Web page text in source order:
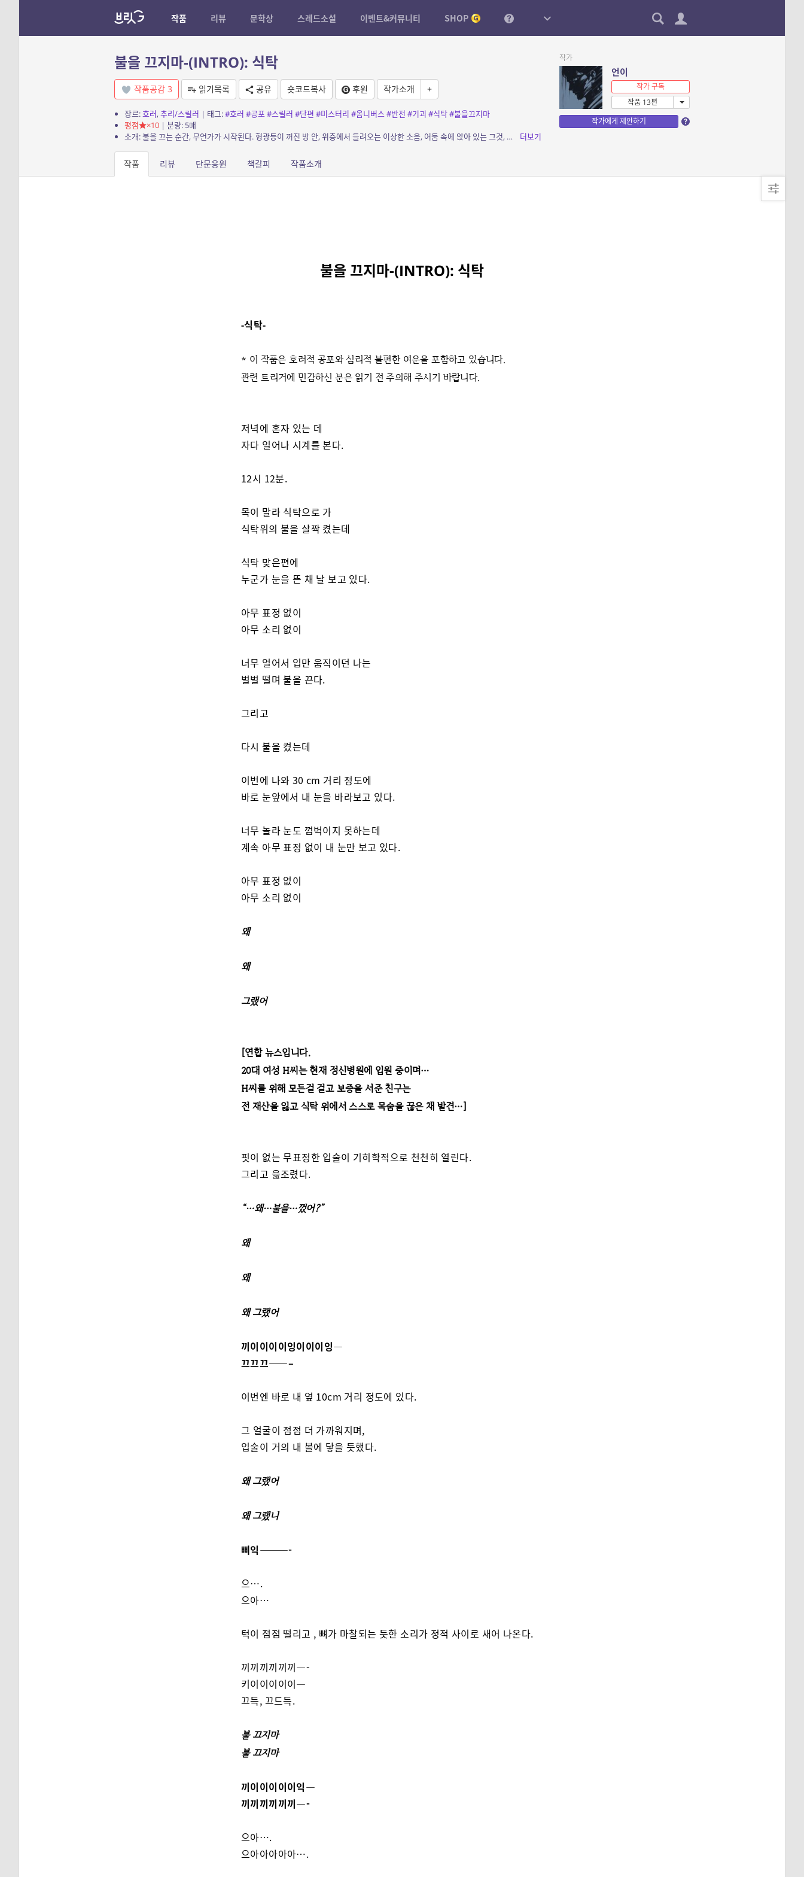
작품 리뷰 문학상 스레드소설 이벤트&커뮤니티 SHOP
불을 끄지마-(INTRO): 식탁
작품공감 3 읽기목록 공유 숏코드복사 후원 작가소개 +
장르:호러, 추리/스릴러 | 태그:#호러 #공포#스릴러 #단편 #미스터리 #옴니버스#반전 #기괴 #식탁#불을끄지마
평점
×10| 분량: 5매
소개: 불을 끄는 순간, 무언가가 시작된다. 형광등이 꺼진 방 안, 위층에서 들려오는 이상한 소음, 어둠 속에 앉아 있는 그것, 그리고 나를 지켜보고 있는 시선. 일상이라는 가장 무서운 ...
더보기
작가
언이
작가 구독
작품 13편
작가에게 제안하기
작품 리뷰 단문응원 책갈피 작품소개
불을 끄지마-(INTRO): 식탁
-식탁-
* 이 작품은 호러적 공포와 심리적 불편한 여운을 포함하고 있습니다.
관련 트리거에 민감하신 분은 읽기 전 주의해 주시기 바랍니다.
저녁에 혼자 있는 데
자다 일어나 시계를 본다.
12시 12분.
목이 말라 식탁으로 가
식탁위의 불을 살짝 켰는데
식탁 맞은편에
누군가 눈을 뜬 채 날 보고 있다.
아무 표정 없이
아무 소리 없이
너무 얼어서 입만 움직이던 나는
벌벌 떨며 불을 끈다.
그리고
다시 불을 켰는데
이번에 나와 30 cm 거리 정도에
바로 눈앞에서 내 눈을 바라보고 있다.
너무 놀라 눈도 껌벅이지 못하는데
계속 아무 표정 없이 내 눈만 보고 있다.
아무 표정 없이
아무 소리 없이
왜
왜
그랬어
[연합 뉴스입니다.
20대 여성 H씨는 현재 정신병원에 입원 중이며…
H씨를 위해 모든걸 걸고 보증을 서준 친구는
전 재산을 잃고 식탁 위에서 스스로 목숨을 끊은 채 발견…]
핏이 없는 무표정한 입술이 기히학적으로 천천히 열린다.
그리고 읊조렸다.
“…왜…불을…껐어?”
왜
왜
왜 그랬어
끼이이이이잉이이이잉—
끄끄끄——–
이번엔 바로 내 옆 10cm 거리 정도에 있다.
그 얼굴이 점점 더 가까워지며,
입술이 거의 내 볼에 닿을 듯했다.
왜 그랬어
왜 그랬니
삐익———-
으….
으아…
턱이 점점 떨리고 , 뼈가 마찰되는 듯한 소리가 정적 사이로 새어 나온다.
끼끼끼끼끼끼—-
키이이이이이—
끄득, 끄드득.
불 끄지마
불 끄지마
끼이이이이이익—
끼끼끼끼끼끼—-
으아….
으아아아아아….